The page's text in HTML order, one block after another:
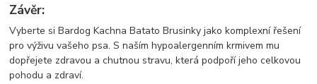
Závěr:
Vyberte si Bardog Kachna Batato Brusinky jako komplexní řešení
pro výživu vašeho psa. S naším hypoalergenním krmivem mu
dopřejete zdravou a chutnou stravu, která podpoří jeho celkovou
pohodu a zdraví.